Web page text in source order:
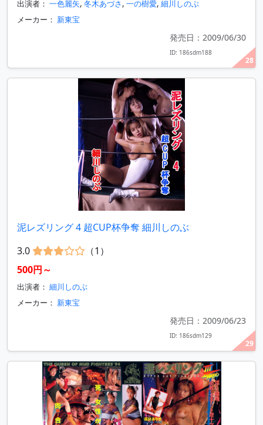
28
出演者： 一色麗矢, 冬木あづさ, 一の樹愛, 細川しのぶ
メーカー： 新東宝
発売日：2009/06/30
ID: 186sdm188
29
泥レズリング 4 超CUP杯争奪 細川しのぶ
3.0
（1）
500円～
出演者： 細川しのぶ
メーカー： 新東宝
発売日：2009/06/23
ID: 186sdm129